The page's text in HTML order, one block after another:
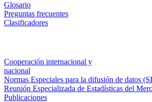
Glosario
Preguntas frecuentes
Clasificadores
Cooperación internacional y
nacional
Normas Especiales para la difusión de datos
Reunión Especializada de Estadísticas del
Publicaciones